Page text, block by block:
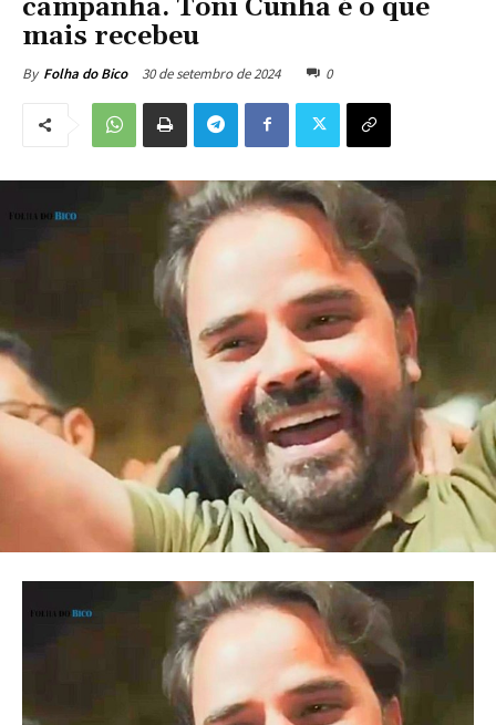
campanha. Toni Cunha é o que
mais recebeu
By Folha do Bico 30 de setembro de 2024 0